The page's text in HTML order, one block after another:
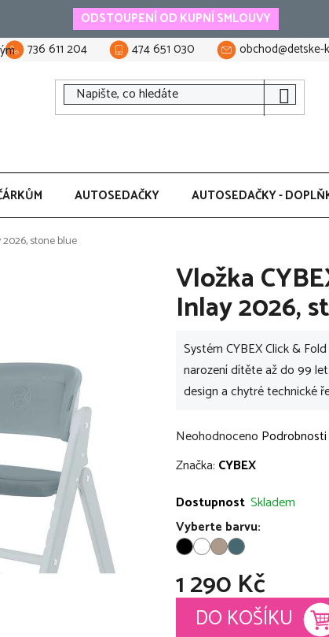
ODSTOUPENÍ OD KUPNÍ SMLOUVY
736 611 204 474 651 030 obchod@detske-
AUTOSEDAČKY AUTOSEDAČKY -
2026, stone blue
Vložka
Inlay 2026,
Systém CYBEX Click &
narození dítěte až do 99
design a chytré technické
Průměrné
hodnocení
je
0,0
z
hvězdiček.
Neohodnoceno
Značka: CYBEX
Dostupnost Skladem
Vyberte barvu:
1 290 Kč
Měrná cena:
DO KOŠÍKU